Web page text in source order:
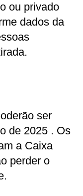
ou privado
dados da
ser
de 2025 . Os
a Caixa
perder o